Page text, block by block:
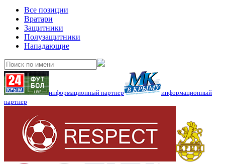
Все позиции
Вратари
Защитники
Полузащитники
Нападающие
информационный партнер
информационный
партнер